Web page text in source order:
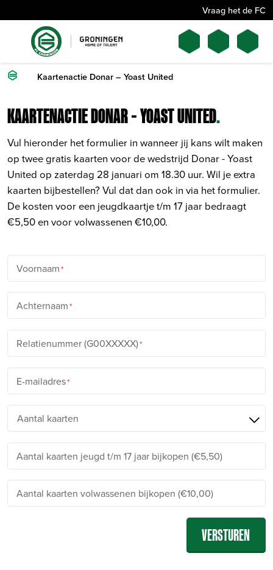
Vraag het de FC
Kaartenactie Donar – Yoast United
KAARTENACTIE DONAR – YOAST UNITED.
Vul hieronder het formulier in wanneer jij kans wilt maken
op twee gratis kaarten voor de wedstrijd Donar - Yoast
United op zaterdag 28 januari om 18.30 uur. Wil je extra
kaarten bijbestellen? Vul dat dan ook in via het formulier.
De kosten voor een jeugdkaartje t/m 17 jaar bedraagt
€5,50 en voor volwassenen €10,00.
Voornaam
Achternaam
Relatienummer (G00XXXXX)
E-mailadres
Aantal kaarten jeugd t/m 17 jaar bijkopen (€5,50)
Aantal kaarten volwassenen bijkopen (€10,00)